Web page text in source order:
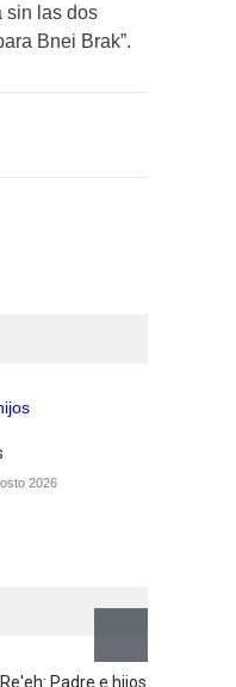
sin las dos
Bnei Brak”.
2026
Padre e hijos